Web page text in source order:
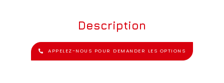
Description
APPELEZ-NOUS POUR DEMANDER LES OPTIONS